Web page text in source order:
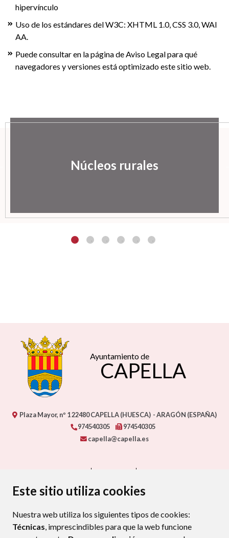
Este sitio utiliza cookies
Nuestra web utiliza los siguientes tipos de cookies:
Técnicas, imprescindibles para que la web funcione
hipervínculo
Uso de los estándares del W3C: XHTML 1.0, CSS 3.0, WAI
AA.
Puede consultar en la página de Aviso Legal para qué
navegadores y versiones está optimizado este sitio web.
Núcleos rurales
Ayuntamiento de
CAPELLA
Plaza Mayor, nº 122480CAPELLA (HUESCA) - ARAGÓN (ESPAÑA)
974540305
974540305
capella@capella.es
PROTECCIÓN DE DATOS
POLÍTICA DE COOKIES